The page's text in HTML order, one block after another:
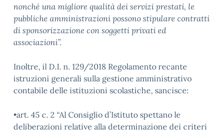
nonché una migliore qualità dei servizi prestati, le
pubbliche amministrazioni possono stipulare contratti
di sponsorizzazione con soggetti privati ed
associazioni”.
Inoltre, il D.I. n. 129/2018 Regolamento recante
istruzioni generali sulla gestione amministrativo
contabile delle istituzioni scolastiche, sancisce:
•art. 45 c. 2 “Al Consiglio d’Istituto spettano le
deliberazioni relative alla determinazione dei criteri